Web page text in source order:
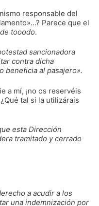
responsable del
Parece que el
tooodo.
sancionadora
contra dicha
beneficia al pasajero».
a mí, ¡no os reservéis
tal si la utilizárais
esta Dirección
tramitado y cerrado
a acudir a los
una indemnización por